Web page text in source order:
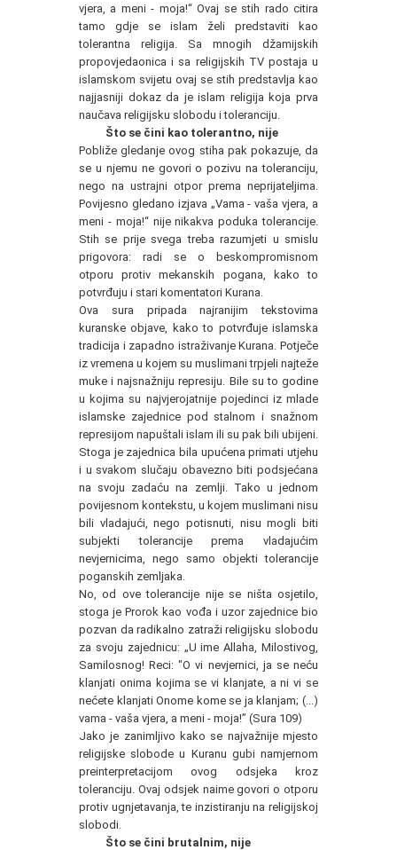
vjera, a meni - moja!“ Ovaj se stih rado citira
tamo gdje se islam želi predstaviti kao
tolerantna religija. Sa mnogih džamijskih
propovjedaonica i sa religijskih TV postaja u
islamskom svijetu ovaj se stih predstavlja kao
najjasniji dokaz da je islam religija koja prva
naučava religijsku slobodu i toleranciju.
Što se čini kao tolerantno, nije
Pobliže gledanje ovog stiha pak pokazuje, da
se u njemu ne govori o pozivu na toleranciju,
nego na ustrajni otpor prema neprijateljima.
Povijesno gledano izjava „Vama - vaša vjera, a
meni - moja!“ nije nikakva poduka tolerancije.
Stih se prije svega treba razumjeti u smislu
prigovora: radi se o beskompromisnom
otporu protiv mekanskih pogana, kako to
potvrđuju i stari komentatori Kurana.
Ova sura pripada najranijim tekstovima
kuranske objave, kako to potvrđuje islamska
tradicija i zapadno istraživanje Kurana. Potječe
iz vremena u kojem su muslimani trpjeli najteže
muke i najsnažniju represiju. Bile su to godine
u kojima su najvjerojatnije pojedinci iz mlade
islamske zajednice pod stalnom i snažnom
represijom napuštali islam ili su pak bili ubijeni.
Stoga je zajednica bila upućena primati utjehu
i u svakom slučaju obavezno biti podsjećana
na svoju zadaću na zemlji. Tako u jednom
povijesnom kontekstu, u kojem muslimani nisu
bili vladajući, nego potisnuti, nisu mogli biti
subjekti tolerancije prema vladajućim
nevjernicima, nego samo objekti tolerancije
poganskih zemljaka.
No, od ove tolerancije nije se ništa osjetilo,
stoga je Prorok kao vođa i uzor zajednice bio
pozvan da radikalno zatraži religijsku slobodu
za svoju zajednicu: „U ime Allaha, Milostivog,
Samilosnog! Reci: "O vi nevjernici, ja se neću
klanjati onima kojima se vi klanjate, a ni vi se
nećete klanjati Onome kome se ja klanjam; (...)
vama - vaša vjera, a meni - moja!” (Sura 109)
Jako je zanimljivo kako se najvažnije mjesto
religijske slobode u Kuranu gubi namjernom
preinterpretacijom ovog odsjeka kroz
toleranciju. Ovaj odsjek naime govori o otporu
protiv ugnjetavanja, te inzistiranju na religijskoj
slobodi.
Što se čini brutalnim, nije